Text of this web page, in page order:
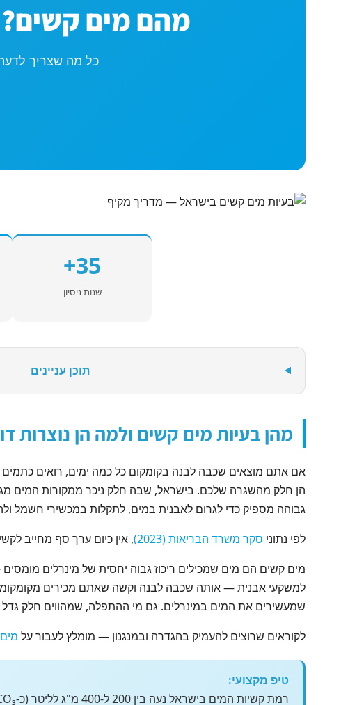
מהם מים
כל מה שצריך
35+
שנות ניסיון
תוכן עניינים
מהן בעיות מים קשים ולמה הן נוצרות
אם אתם מוצאים שכבה לבנה בקומקום כל כמה ימים, רואים כתמים
הן חלק מהשגרה שלכם. בישראל, שבה חלק ניכר ממקורות המים
גבוהה מספיק כדי לגרום לאבנית במים, לתקלות במכשירי חשמל
לפי נתוני סקר משרד הבריאות (2023)
, אין כיום ערך סף מחייב
למשקעי אבנית — אותה שכבה לבנה וקשה שאתם מכירים
שמעשירים את המים במינרלים. גם מי ההתפלה, שמהווים חלק
לקוראים שרוצים להעמיק בהגדרה ובמנגנון — מומלץ לעבור על
טיפ מקצועי: